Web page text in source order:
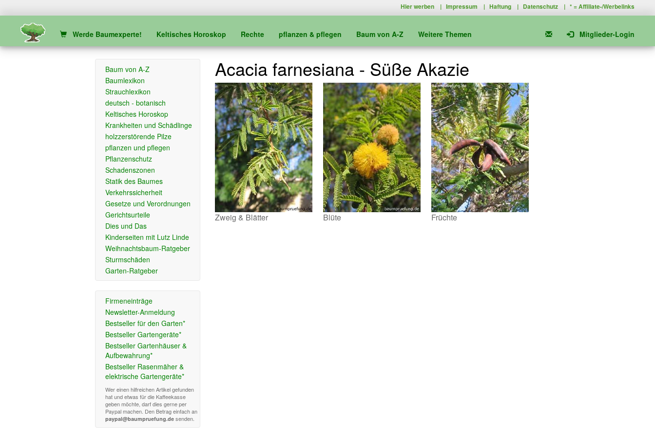
Hier werben |Impressum |Haftung | Datenschutz | * =Affiliate-/Werbelinks
Werde Baumexperte! Keltisches Horoskop Rechte pflanzen & pflegen Baum von A-Z Weitere Themen Mitglieder-Login
Baum von A-Z
Baumlexikon
Strauchlexikon
deutsch - botanisch
Keltisches Horoskop
Krankheiten und Schädlinge
holzzerstörende Pilze
pflanzen und pflegen
Pflanzenschutz
Schadenszonen
Statik des Baumes
Verkehrssicherheit
Gesetze und Verordnungen
Gerichtsurteile
Dies und Das
Kinderseiten mit Lutz Linde
Weihnachtsbaum-Ratgeber
Sturmschäden
Garten-Ratgeber
Firmeneinträge
Newsletter-Anmeldung
Bestseller für den Garten*
Bestseller Gartengeräte*
Bestseller Gartenhäuser &
Aufbewahrung*
Bestseller Rasenmäher &
elektrische Gartengeräte*
Wer einen hilfreichen Artikel gefunden
hat und etwas für die Kaffeekasse
geben möchte, darf dies gerne per
Paypal machen. Den Betrag einfach an
paypal@baumpruefung.de senden.
Acacia farnesiana - Süße Akazie
Zweig & Blätter Blüte Früchte